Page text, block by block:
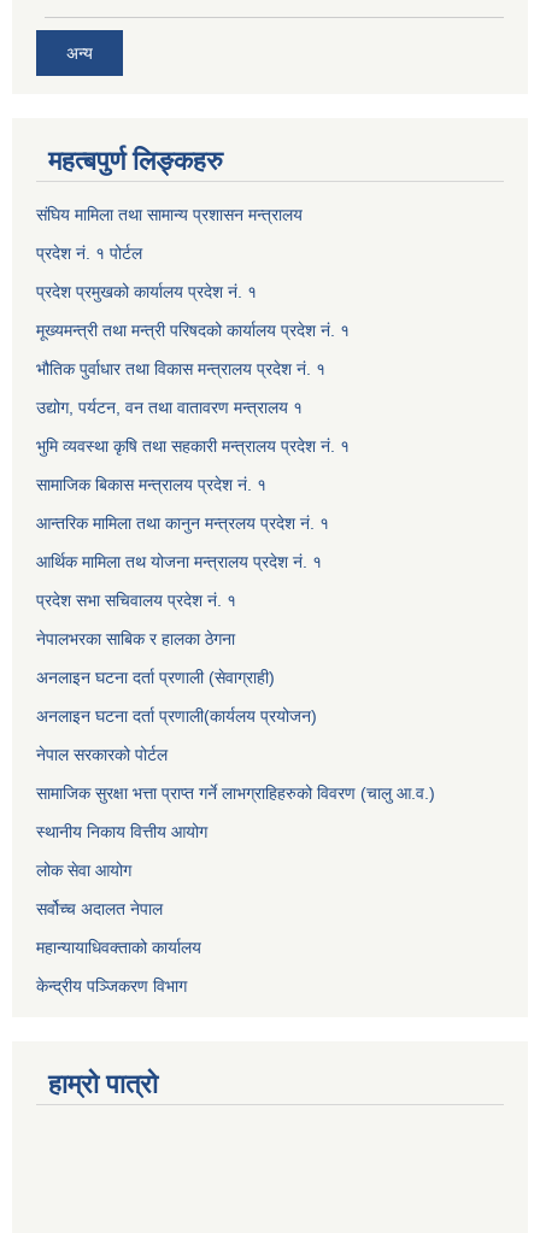
अन्य
महत्बपुर्ण लिङ्कहरु
संघिय मामिला तथा सामान्य प्रशासन मन्त्रालय
प्रदेश नं. १ पोर्टल
प्रदेश प्रमुखको कार्यालय प्रदेश नं. १
मूख्यमन्त्री तथा मन्त्री परिषदको कार्यालय प्रदेश नं. १
भौतिक पुर्वाधार तथा विकास मन्त्रालय प्रदेश नं. १
उद्योग, पर्यटन, वन तथा वातावरण मन्त्रालय १
भुमि व्यवस्था कृषि तथा सहकारी मन्त्रालय प्रदेश नं. १
सामाजिक बिकास मन्त्रालय प्रदेश नं. १
आन्तरिक मामिला तथा कानुन मन्त्रलय प्रदेश नं. १
आर्थिक मामिला तथ योजना मन्त्रालय प्रदेश नं. १
प्रदेश सभा सचिवालय प्रदेश नं. १
नेपालभरका साबिक र हालका ठेगना
अनलाइन घटना दर्ता प्रणाली (सेवाग्राही)
अनलाइन घटना दर्ता प्रणाली(कार्यलय प्रयोजन)
नेपाल सरकारको पोर्टल
सामाजिक सुरक्षा भत्ता प्राप्त गर्ने लाभग्राहिहरुको विवरण (चालु आ.व.)
स्थानीय निकाय वित्तीय आयोग
लोक सेवा आयोग
सर्वोच्च अदालत नेपाल
महान्यायाधिवक्ताको कार्यालय
केन्द्रीय पञ्जिकरण विभाग
हाम्रो पात्रो